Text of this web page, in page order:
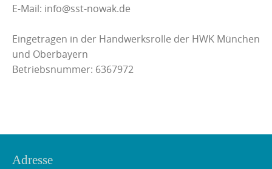
E-Mail: info@sst-nowak.de
Eingetragen in der Handwerksrolle der HWK München
und Oberbayern
Betriebsnummer: 6367972
Adresse